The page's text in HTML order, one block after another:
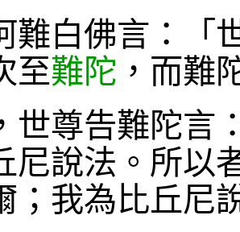
難白佛言：「
至難陀 ，而難
世尊告難陀言
尼說法。所以
；我為比丘尼